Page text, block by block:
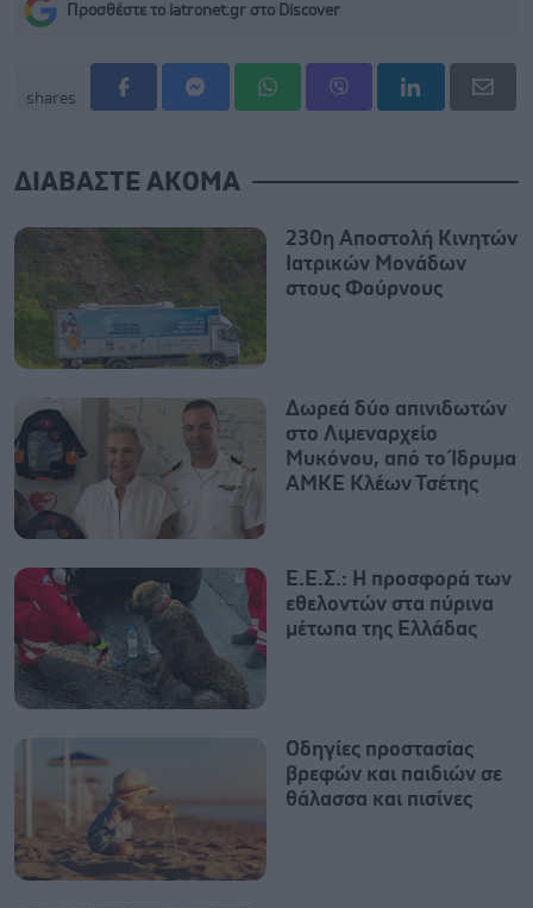
Προσθέστε το iatronet.gr στο Discover
shares
ΔΙΑΒΑΣΤΕ ΑΚΟΜΑ
230η Αποστολή Κινητών
Ιατρικών Μονάδων
στους Φούρνους
Δωρεά δύο απινιδωτών
στο Λιμεναρχείο
Μυκόνου, από το Ίδρυμα
ΑΜΚΕ Κλέων Τσέτης
Ε.Ε.Σ.: Η προσφορά των
εθελοντών στα πύρινα
μέτωπα της Ελλάδας
Οδηγίες προστασίας
βρεφών και παιδιών σε
θάλασσα και πισίνες